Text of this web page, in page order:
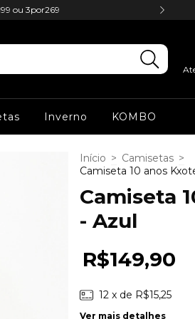
ou 3por269
Inverno KOMBO
Início > Camisetas >
Camiseta 10 anos
Camiseta
- Azul
R$149,90
12 x de R$15,25
Ver mais detalhes